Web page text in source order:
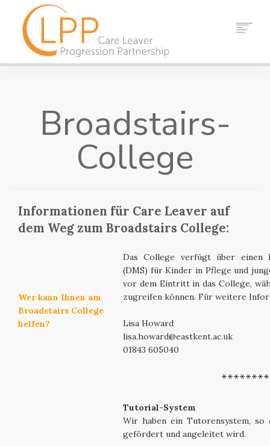
RESSOURCEN
SUCHEN
Broadstairs-
College
Informationen für Care Leaver auf
dem Weg zum Broadstairs College:
Wer kann Ihnen am
Broadstairs College
helfen?
Das College verfügt über einen
(DMS) für Kinder in Pflege und
vor dem Eintritt in das College,
zugreifen können. Für weitere
Lisa Howard
lisa.howard@eastkent.ac.uk
01843 605040
Tutorial-System
Wir haben ein Tutorensystem, so
gefördert und angeleitet wird.